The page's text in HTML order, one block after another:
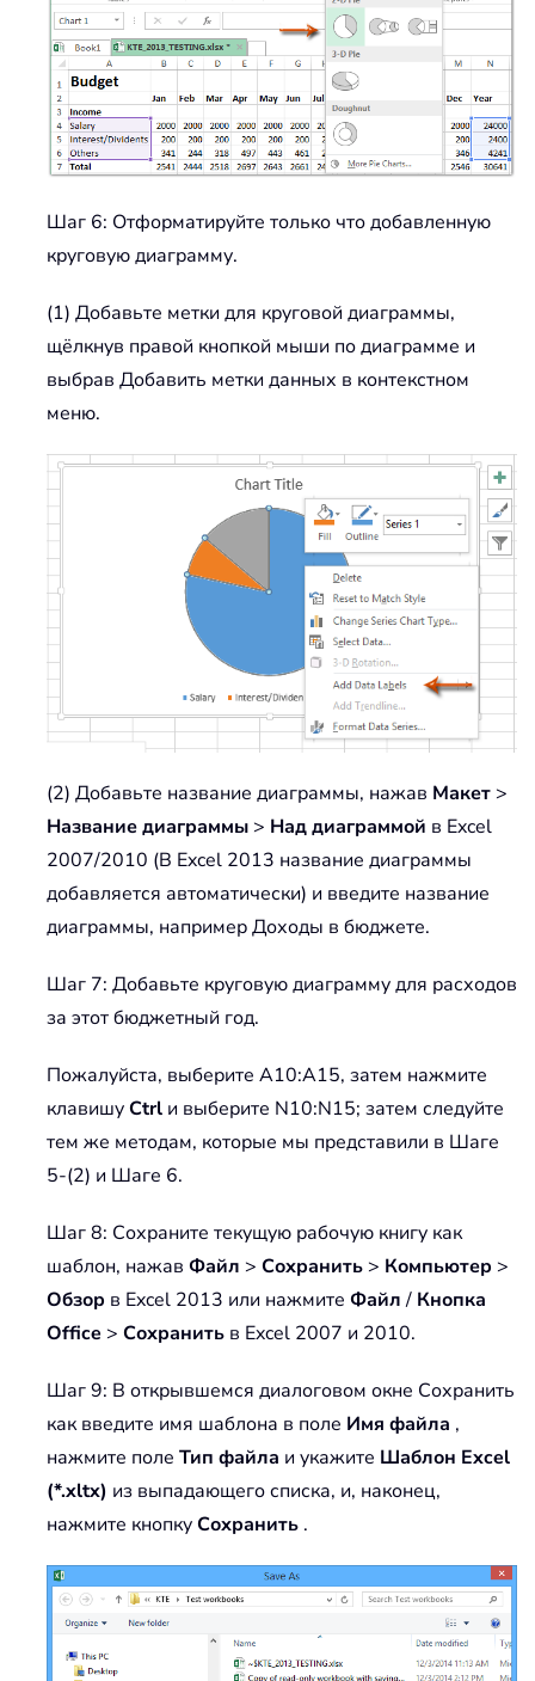
Шаг 6: Отформатируйте только что добавленную
круговую диаграмму.
(1) Добавьте метки для круговой диаграммы,
щёлкнув правой кнопкой мыши по диаграмме и
выбрав Добавить метки данных в контекстном
меню.
(2) Добавьте название диаграммы, нажав Макет >
Название диаграммы > Над диаграммой в Excel
2007/2010 (В Excel 2013 название диаграммы
добавляется автоматически) и введите название
диаграммы, например Доходы в бюджете.
Шаг 7: Добавьте круговую диаграмму для расходов
за этот бюджетный год.
Пожалуйста, выберите A10:A15, затем нажмите
клавишуCtrl и выберите N10:N15; затем следуйте
тем же методам, которые мы представили в Шаге
5-(2) и Шаге 6.
Шаг 8: Сохраните текущую рабочую книгу как
шаблон, нажав Файл > Сохранить > Компьютер >
Обзор в Excel 2013 или нажмите Файл/ Кнопка
Office > Сохранить в Excel 2007 и 2010.
Шаг 9: В открывшемся диалоговом окне Сохранить
как введите имя шаблона в поле Имя файла ,
нажмите поле Тип файла и укажите Шаблон Excel
(*.xltx) из выпадающего списка, и, наконец,
нажмите кнопкуСохранить .